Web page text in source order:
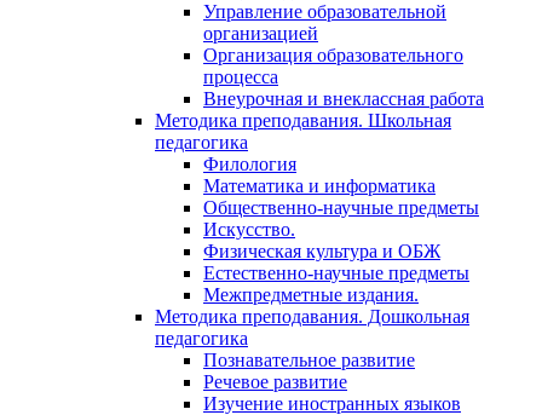
Управление образовательной
организацией
Организация образовательного
процесса
Внеурочная и внеклассная работа
Методика преподавания. Школьная
педагогика
Филология
Математика и информатика
Общественно-научные предметы
Искусство.
Физическая культура и ОБЖ
Естественно-научные предметы
Межпредметные издания.
Методика преподавания. Дошкольная
педагогика
Познавательное развитие
Речевое развитие
Изучение иностранных языков